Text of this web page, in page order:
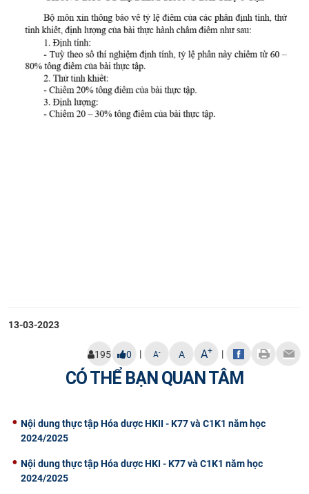
13-03-2023
195 0 | A- A A+ |
CÓ THỂ BẠN QUAN TÂM
Nội dung thực tập Hóa dược HKII - K77 và C1K1 năm học
2024/2025
Nội dung thực tập Hóa dược HKI - K77 và C1K1 năm học
2024/2025